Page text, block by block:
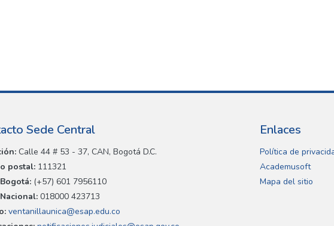
Sede Central
Calle 44 # 53 - 37, CAN, Bogotá D.C.
postal: 111321
(+57) 601 7956110
018000 423713
ventanillaunica@esap.edu.co
Enlaces
Política de
Academusoft
Mapa del sitio